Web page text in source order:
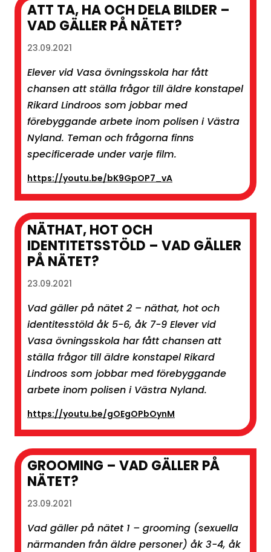
ATT TA, HA OCH DELA BILDER –
VAD GÄLLER PÅ NÄTET?
23.09.2021
Elever vid Vasa övningsskola har fått
chansen att ställa frågor till äldre konstapel
Rikard Lindroos som jobbar med
förebyggande arbete inom polisen i Västra
Nyland. Teman och frågorna finns
specificerade under varje film.
https://youtu.be/bK9GpOP7_vA
NÄTHAT, HOT OCH
IDENTITETSSTÖLD – VAD GÄLLER
PÅ NÄTET?
23.09.2021
Vad gäller på nätet 2 – näthat, hot och
identitesstöld åk 5-6, åk 7-9 Elever vid
Vasa övningsskola har fått chansen att
ställa frågor till äldre konstapel Rikard
Lindroos som jobbar med förebyggande
arbete inom polisen i Västra Nyland.
https://youtu.be/gOEgOPbOynM
GROOMING – VAD GÄLLER PÅ
NÄTET?
23.09.2021
Vad gäller på nätet 1 – grooming (sexuella
närmanden från äldre personer) åk 3-4, åk